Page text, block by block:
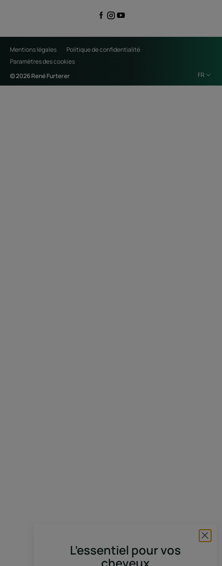
L’essentiel pour vos
Mentions légales
Politique de confidentialité
Paramètres des cookies
© 2026 René Furterer
FR